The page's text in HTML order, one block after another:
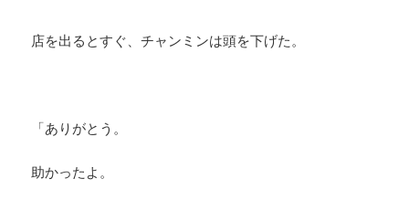
店を出るとすぐ、チャンミンは頭を下げた。
「ありがとう。
助かったよ。